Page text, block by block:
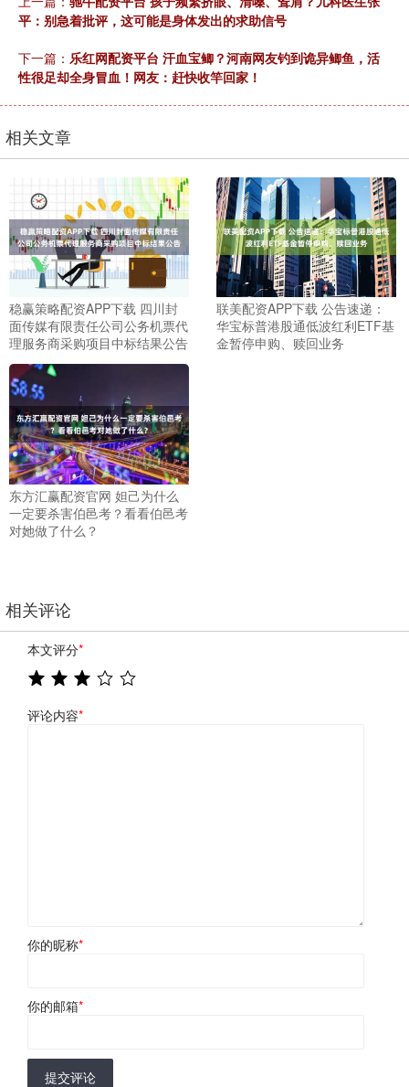
平：别急着批评，这可能是身体发出的求助信号
下一篇： 乐红网配资平台 汗血宝鲫？河南网友钓到诡异鲫鱼，活
性很足却全身冒血！网友：赶快收竿回家！
相关文章
稳赢策略配资APP下载 四川封
面传媒有限责任公司公务机票代
理服务商采购项目中标结果公告
联美配资APP下载 公告速递：
华宝标普港股通低波红利ETF基
金暂停申购、赎回业务
东方汇赢配资官网 妲己为什么
一定要杀害伯邑考？看看伯邑考
对她做了什么？
相关评论
本文评分*
评论内容*
你的昵称*
你的邮箱*
提交评论